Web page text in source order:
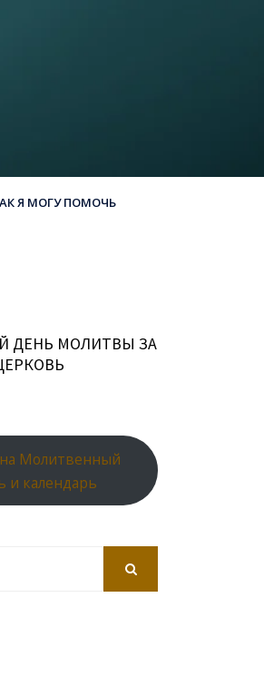
Я МОГУ ПОМОЧЬ
ДЕНЬ МОЛИТВЫ ЗА
Молитвенный
и календарь